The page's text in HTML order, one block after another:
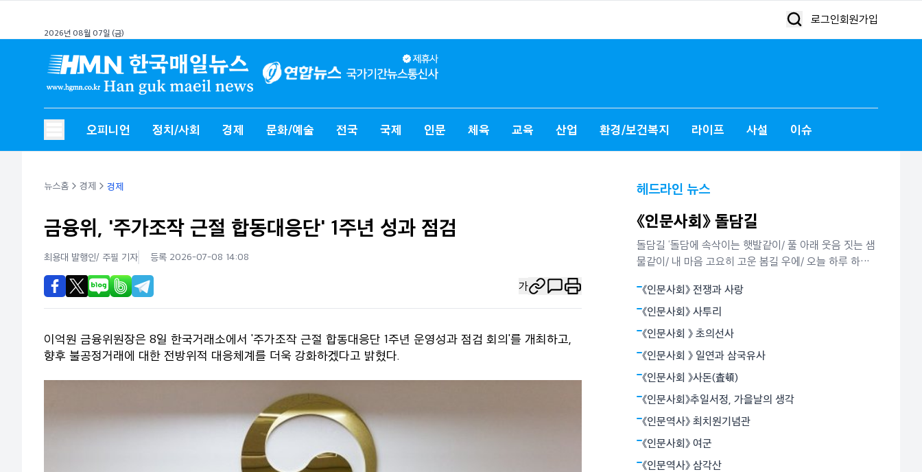
2026년 08월 07일 (금)
로그인회원가입
오피니언 정치/사회 경제 문화/예술 전국 국제 인문 체육 교육 산업 환경/보건복지 라이프 사설 이슈
뉴스홈 경제 경제
금융위, '주가조작 근절 합동대응단' 1주년 성과 점검
최용대 발행인/ 주필 기자 등록 2026-07-08 14:08
가
이억원 금융위원장은 8일 한국거래소에서 '주가조작 근절 합동대응단 1주년 운영성과 점검 회의'를 개최하고,
향후 불공정거래에 대한 전방위적 대응체계를 더욱 강화하겠다고 밝혔다.
헤드라인 뉴스
《인문사회》 돌담길
돌담길 ‘돌담에 속삭이는 햇발같이/ 풀 아래 웃음 짓는 샘
물같이/ 내 마음 고요히 고운 봄길 우에/ 오늘 하루 하늘
발’에서 노래한 봄날의 시정이다. 그는 또 담장 안 뜰에 핀
모란과 깊은 교감을 나누었다. 그래서 그는 ‘모란이 피기
까지는/ 나는 아직 기다리고 있을테요 찬란한 슬픔의 봄
《인문사회》 전쟁과 사랑
《인문사회》 사투리
《인문사회 》 초의선사
《인문사회 》 일연과 삼국유사
《인문사회 》사돈(査頓)
《인문사회》추일서정, 가을날의 생각
《인문역사》 최치원기념관
《인문사회》 여군
《인문역사》 삼각산